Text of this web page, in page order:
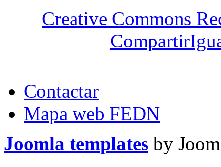
Creative Commons
Contactar
Mapa web FEDN
Joomla templates by